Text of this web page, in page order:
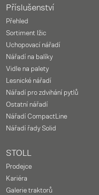
Příslušenství
Přehled
Sortiment lžic
Uchopovací nářadí
Nářadí na balíky
Vidle na palety
Lesnické nářadí
Nářadí pro zdvihání pytlů
Ostatní nářadí
Nářadí CompactLine
Nářadí řady Solid
STOLL
Prodejce
Kariéra
Galerie traktorů